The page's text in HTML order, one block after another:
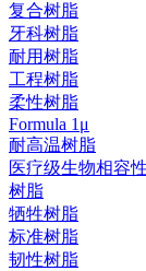
复合树脂
牙科树脂
耐用树脂
工程树脂
柔性树脂
Formula 1μ
耐高温树脂
医疗级生物相容
树脂
牺牲树脂
标准树脂
韧性树脂